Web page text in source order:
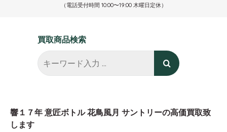
（電話受付時間 10:00〜19:00 木曜日定休）
買取商品検索
響１７年 意匠ボトル 花鳥風月 サントリーの高価買取致
します